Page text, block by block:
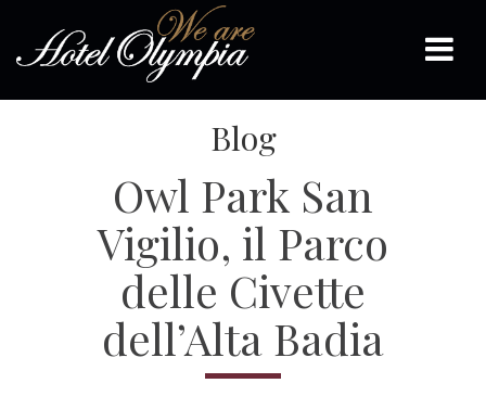
Blog
Owl Park San
Vigilio, il Parco
delle Civette
dell’Alta Badia